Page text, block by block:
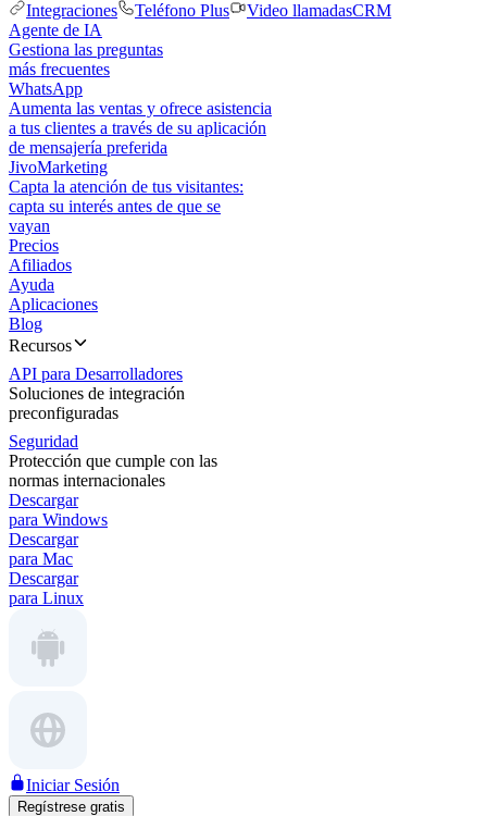
Integraciones
Teléfono Plus Video llamadasCRM
Agente de IA
Gestiona las preguntas
más frecuentes
WhatsApp
Aumenta las ventas y ofrece asistencia
a tus clientes a través de su aplicación
de mensajería preferida
JivoMarketing
Capta la atención de tus visitantes:
capta su interés antes de que se
vayan
Precios
Afiliados
Ayuda
Aplicaciones
Blog
Recursos
API para Desarrolladores
Soluciones de integración
preconfiguradas
Seguridad
Protección que cumple con las
normas internacionales
Descargar
para Windows
Descargar
para Mac
Descargar
para Linux
Iniciar Sesión
Regístrese gratis